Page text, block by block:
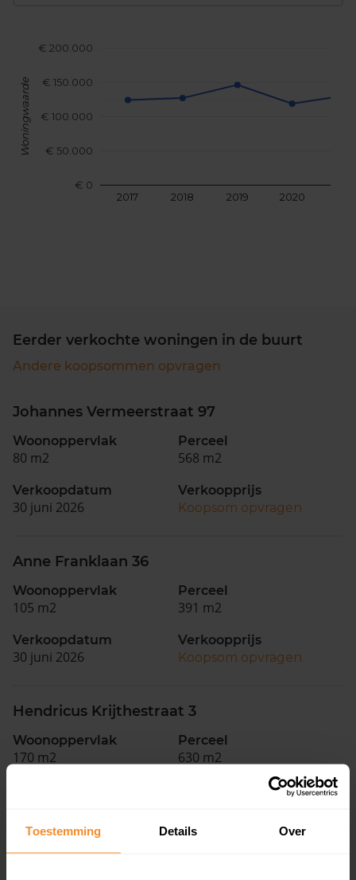
Toestemming Details Over
2017 2018 2019 2020
€ 0
€ 50.000
€ 100.000
€ 150.000
€ 200.000
Woningwaarde
Eerder verkochte woningen in de buurt
Andere koopsommen opvragen
Johannes Vermeerstraat 97
Woonoppervlak
80 m2
Perceel
568 m2
Verkoopdatum
30 juni 2026
Verkoopprijs
Koopsom opvragen
Anne Franklaan 36
Woonoppervlak
105 m2
Perceel
391 m2
Verkoopdatum
30 juni 2026
Verkoopprijs
Koopsom opvragen
Hendricus Krijthestraat 3
Woonoppervlak
170 m2
Perceel
630 m2